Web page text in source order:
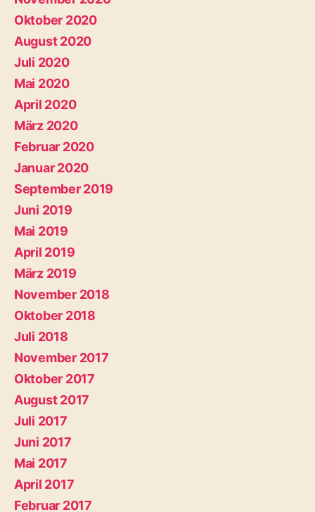
Oktober 2020
August 2020
Juli 2020
Mai 2020
April 2020
März 2020
Februar 2020
Januar 2020
September 2019
Juni 2019
Mai 2019
April 2019
März 2019
November 2018
Oktober 2018
Juli 2018
November 2017
Oktober 2017
August 2017
Juli 2017
Juni 2017
Mai 2017
April 2017
Februar 2017